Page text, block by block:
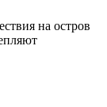
на остров